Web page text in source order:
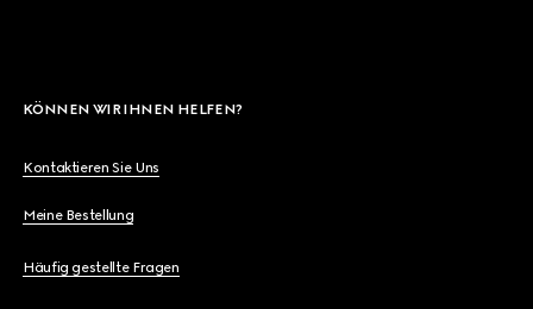
KÖNNEN WIR IHNEN HELFEN?
Kontaktieren Sie Uns
Meine Bestellung
Häufig gestellte Fragen